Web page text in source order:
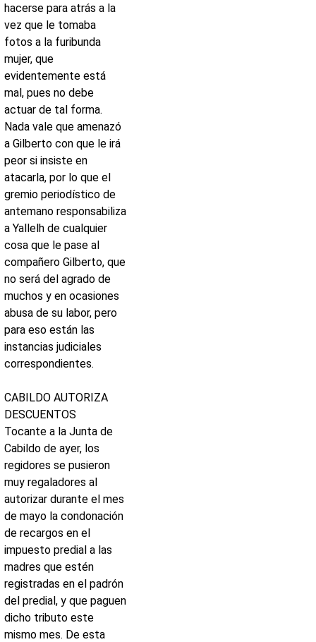
hacerse para atrás a la
vez que le tomaba
fotos a la furibunda
mujer, que
evidentemente está
mal, pues no debe
actuar de tal forma.
Nada vale que amenazó
a Gilberto con que le irá
peor si insiste en
atacarla, por lo que el
gremio periodístico de
antemano responsabiliza
a Yallelh de cualquier
cosa que le pase al
compañero Gilberto, que
no será del agrado de
muchos y en ocasiones
abusa de su labor, pero
para eso están las
instancias judiciales
correspondientes.
CABILDO AUTORIZA
DESCUENTOS
Tocante a la Junta de
Cabildo de ayer, los
regidores se pusieron
muy regaladores al
autorizar durante el mes
de mayo la condonación
de recargos en el
impuesto predial a las
madres que estén
registradas en el padrón
del predial, y que paguen
dicho tributo este
mismo mes. De esta